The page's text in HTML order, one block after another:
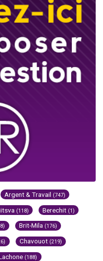
Argent & Travail (747)
(118) Berechit (1)
Brit-Mila (176)
Chavouot (219)
(188)